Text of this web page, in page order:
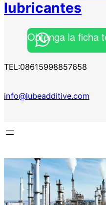
lubricantes
Obtenga la ficha
TEL:08615998857658
info@lubeadditive.com